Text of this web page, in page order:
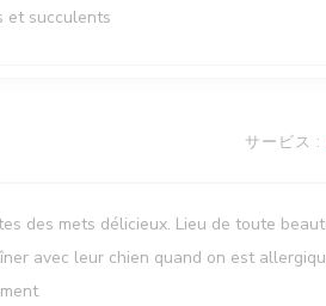
et succulents
サービス :
des mets délicieux. Lieu de toute
avec leur chien quand on est